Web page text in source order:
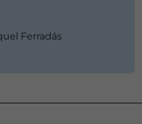
Ferradás